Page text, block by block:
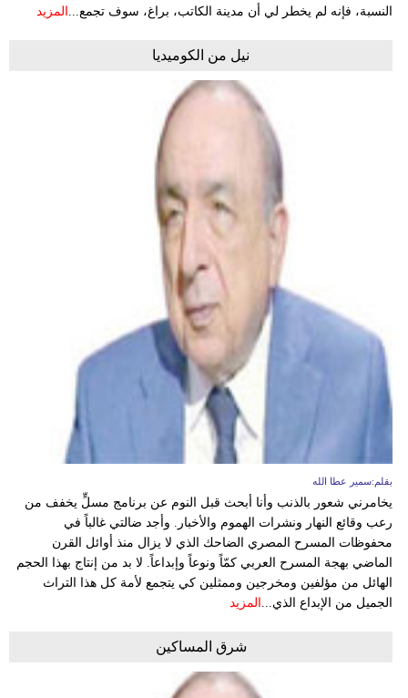
وتكنولوجياالنسبة، فإنه لم يخطر لي أن مدينة الكاتب، براغ، سوف تجمع... المزيد
نيل من الكوميديا
بقلم:سمير عطا الله
يخامرني شعور بالذنب وأنا أبحث قبل النوم عن برنامج مسلٍّ يخفف من
رعب وقائع النهار ونشرات الهموم والأخبار. وأجد ضالتي غالباً في
محفوظات المسرح المصري الضاحك الذي لا يزال منذ أوائل القرن
الماضي بهجة المسرح العربي كمّاً ونوعاً وإبداعاً. لا بد من إنتاج بهذا الحجم
الهائل من مؤلفين ومخرجين وممثلين كي يتجمع لأمة كل هذا التراث
الجميل من الإبداع الذي... المزيد
شرق المساكين